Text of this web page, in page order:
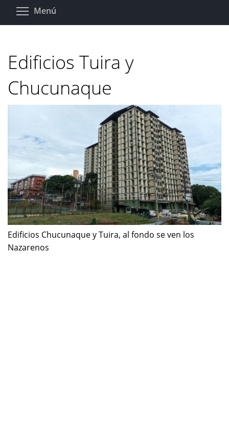
Pasar
Menú
Edificios Tuira y
Chucunaque
Edificios Chucunaque y Tuira, al fondo se ven los
Nazarenos